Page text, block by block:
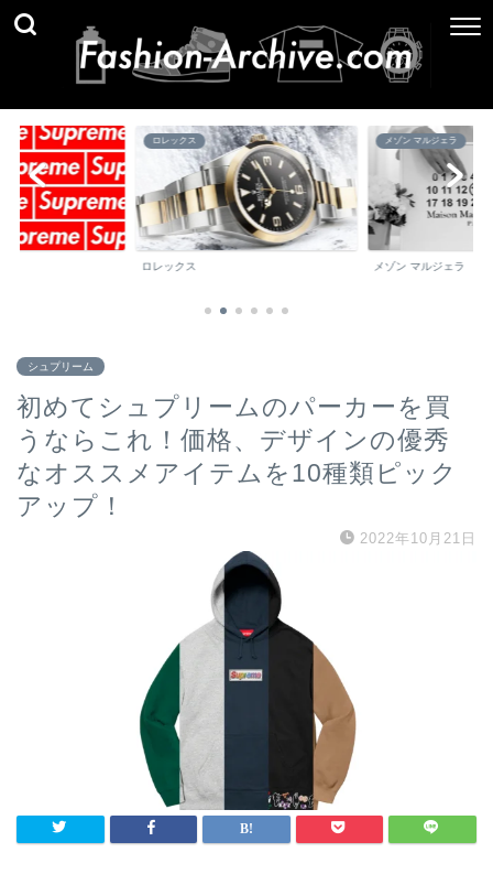
メゾン マルジェラ
メゾン マルジェラ
ブランド百科事典
ブランド百科事典
シュプリーム
初めてシュプリームのパーカーを買
うならこれ！価格、デザインの優秀
なオススメアイテムを10種類ピック
アップ！
2022年10月21日